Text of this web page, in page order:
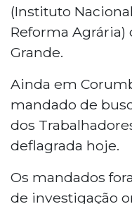
(Instituto
Reforma Agrária)
Grande.
Ainda em
mandado de
dos
deflagrada hoje.
Os mandados
de investigação